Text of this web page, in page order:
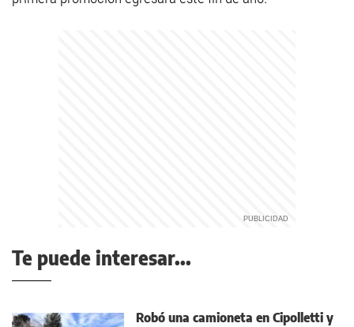
Te puede interesar...
Robó una camioneta en Cipolletti y